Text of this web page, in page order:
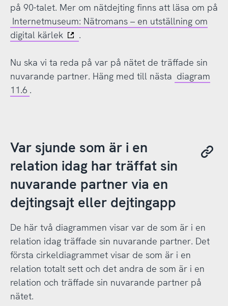
på 90-talet. Mer om nätdejting finns att läsa om på
Internetmuseum: Nätromans – en utställning om
digital kärlek
.
Nu ska vi ta reda på var på nätet de träffade sin
nuvarande partner. Häng med till nästa diagram
11.6 .
Var sjunde som är i en
relation idag har träffat sin
nuvarande partner via en
dejtingsajt eller dejtingapp
De här två diagrammen visar var de som är i en
relation idag träffade sin nuvarande partner. Det
första cirkeldiagrammet visar de som är i en
relation totalt sett och det andra de som är i en
relation och träffade sin nuvarande partner på
nätet.